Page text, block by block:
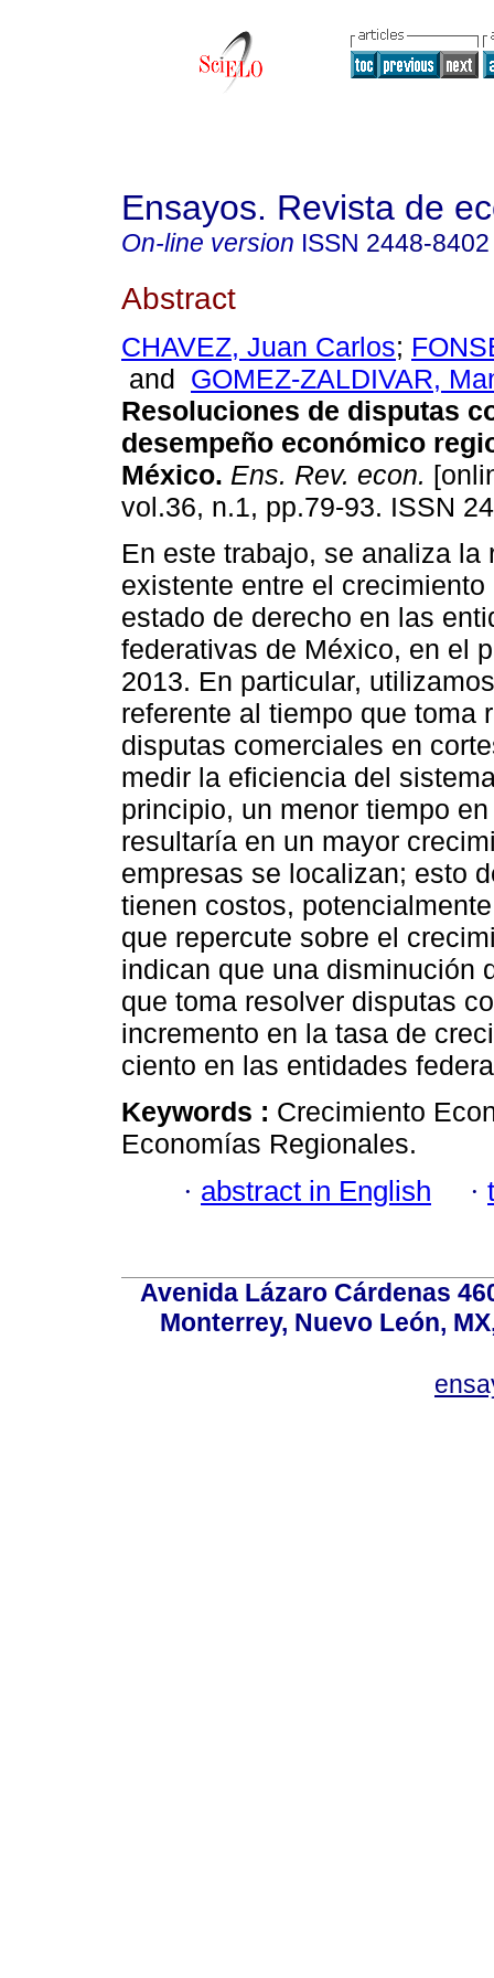
Ensayos. Revista de
On-line version ISSN 2448-8402
Abstract
CHAVEZ, Juan Carlos;
and GOMEZ-ZALDIVAR,
Resoluciones de disputas
desempeño económico
México. Ens. Rev. econ.
vol.36, n.1, pp.79-93. ISSN
En este trabajo, se analiza la
existente entre el
estado de derecho en las
federativas de México, en el
2013. En particular,
referente al tiempo que toma
disputas comerciales en
medir la eficiencia del
principio, un menor tiempo
resultaría en un mayor
empresas se localizan; esto
tienen costos,
que repercute sobre el
indican que una disminución
que toma resolver disputas
incremento en la tasa de
ciento en las entidades
Keywords : Crecimiento
Economías Regionales.
· abstract in English ·
Avenida Lázaro Cárdenas
Monterrey, Nuevo León,